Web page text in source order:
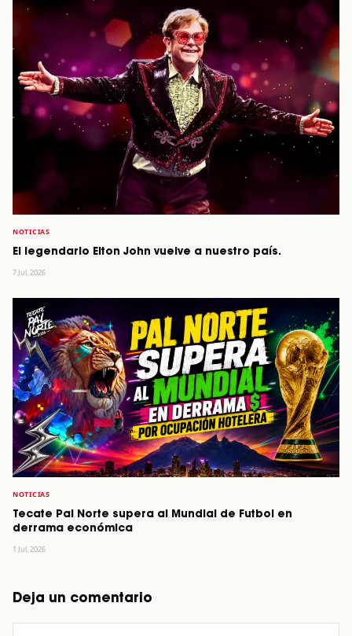
NOTICIAS
El legendario Elton John vuelve a nuestro país.
7 Jul, 2026
NOTICIAS
Tecate Pal Norte supera al Mundial de Futbol en
derrama económica
1 Jul, 2026
Deja un comentario